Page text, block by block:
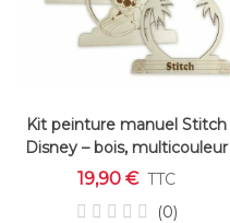
Kit peinture manuel Stitch
Disney – bois, multicouleur
19,90 € TTC
(0)